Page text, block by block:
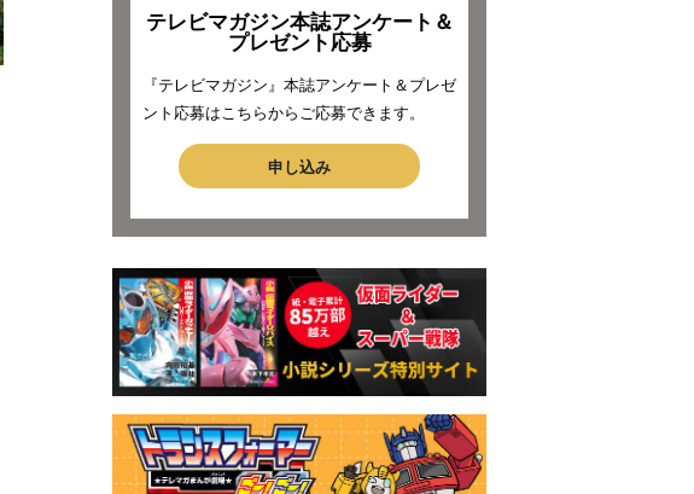
テレビマガジン本誌アンケート＆
プレゼント応募
『テレビマガジン』本誌アンケート＆プレゼ
ント応募はこちらからご応募できます。
申し込み